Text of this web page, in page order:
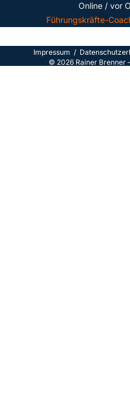
Online / vor
Führungskräfte-
Impressum /
© 2026 Rainer Brenner